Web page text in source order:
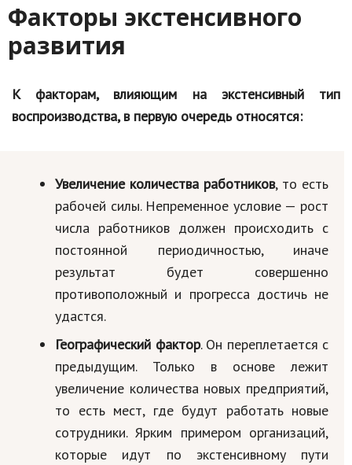
Факторы экстенсивного
развития
К факторам, влияющим на экстенсивный тип
воспроизводства, в первую очередь относятся:
Увеличение количества работников, то есть
рабочей силы. Непременное условие — рост
числа работников должен происходить с
постоянной периодичностью, иначе
результат будет совершенно
противоположный и прогресса достичь не
удастся.
Географический фактор. Он переплетается с
предыдущим. Только в основе лежит
увеличение количества новых предприятий,
то есть мест, где будут работать новые
сотрудники. Ярким примером организаций,
которые идут по экстенсивному пути